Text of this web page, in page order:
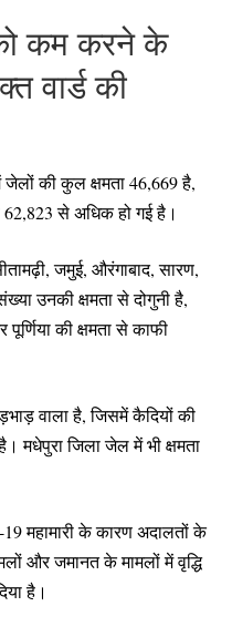
कम करने के
वार्ड की
की कुल क्षमता 46,669 है,
से अधिक हो गई है।
जमुई, औरंगाबाद, सारण,
उनकी क्षमता से दोगुनी है,
की क्षमता से काफी
वाला है, जिसमें कैदियों की
मधेपुरा जिला जेल में भी क्षमता
महामारी के कारण अदालतों के
और जमानत के मामलों में वृद्धि
है।